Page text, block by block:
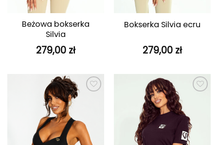
Beżowa bokserka
Silvia
279,00 zł
Bokserka Silvia ecru
279,00 zł
Dodaj do
ulubionych
Dodaj do
ulubionych